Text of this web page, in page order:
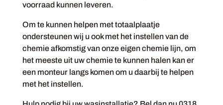
voorraad kunnen leveren.
Om te kunnen helpen met totaalplaatje
ondersteunen wij u ook met het instellen van de
chemie afkomstig van onze eigen chemie lijn, om
het meeste uit uw chemie te kunnen halen kan er
een monteur langs komen om u daarbij te helpen
met het instellen.